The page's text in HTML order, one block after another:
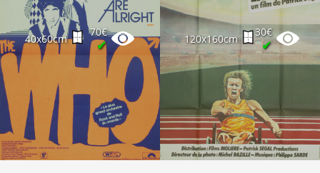
40x60cm
70€
✔ 120x160cm
30€
✔